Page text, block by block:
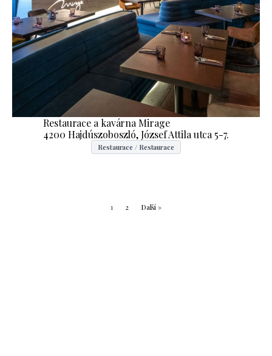
Restaurace a kavárna Mirage
4200 Hajdúszoboszló, József Attila utca 5-7.
Restaurace / Restaurace
1 2 Další »